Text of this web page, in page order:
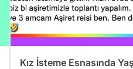
Kız İsteme Esnasında